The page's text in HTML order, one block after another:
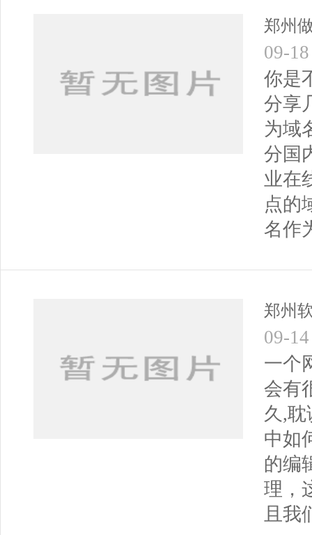
郑州
09-18
你是
分享
为域
分国
业在
点的
名作
郑州
09-14
一个
会有
久,耽
中如
的编
理，
且我